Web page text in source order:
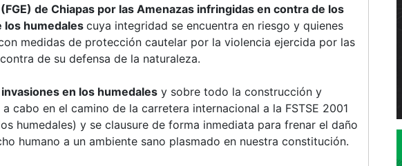
de Chiapas por las Amenazas infringidas en contra de los
los humedales cuya integridad se encuentra en riesgo y quienes
medidas de protección cautelar por la violencia ejercida por las
de su defensa de la naturaleza.
en los humedales y sobre todo la construcción y
cabo en el camino de la carretera internacional a la FSTSE 2001
humedales) y se clausure de forma inmediata para frenar el daño
humano a un ambiente sano plasmado en nuestra constitución.